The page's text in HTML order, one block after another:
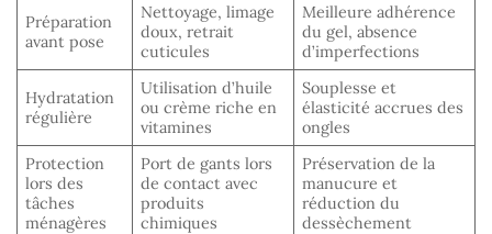
Préparation
avant pose
Nettoyage, limage
doux, retrait
cuticules
Meilleure adhérence
du gel, absence
d’imperfections
Hydratation
régulière
Utilisation d’huile
ou crème riche en
vitamines
Souplesse et
élasticité accrues des
ongles
Protection
lors des
tâches
ménagères
Port de gants lors
de contact avec
produits
chimiques
Préservation de la
manucure et
réduction du
dessèchement